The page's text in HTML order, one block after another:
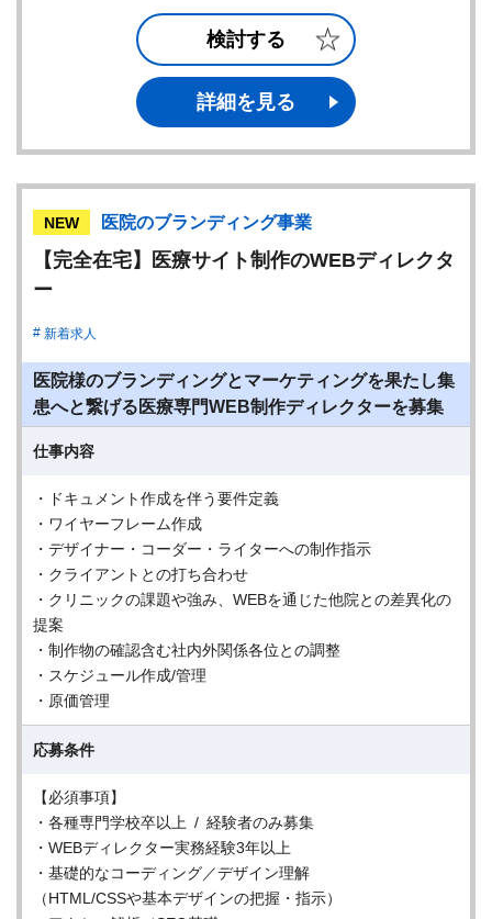
検討する
詳細を見る
NEW 医院のブランディング事業
【完全在宅】医療サイト制作のWEBディレクタ
ー
新着求人
医院様のブランディングとマーケティングを果たし集
患へと繋げる医療専門WEB制作ディレクターを募集
仕事内容
・ドキュメント作成を伴う要件定義
・ワイヤーフレーム作成
・デザイナー・コーダー・ライターへの制作指示
・クライアントとの打ち合わせ
・クリニックの課題や強み、WEBを通じた他院との差異化の
提案
・制作物の確認含む社内外関係各位との調整
・スケジュール作成/管理
・原価管理
応募条件
【必須事項】
・各種専門学校卒以上 / 経験者のみ募集
・WEBディレクター実務経験3年以上
・基礎的なコーディング／デザイン理解
（HTML/CSSや基本デザインの把握・指示）